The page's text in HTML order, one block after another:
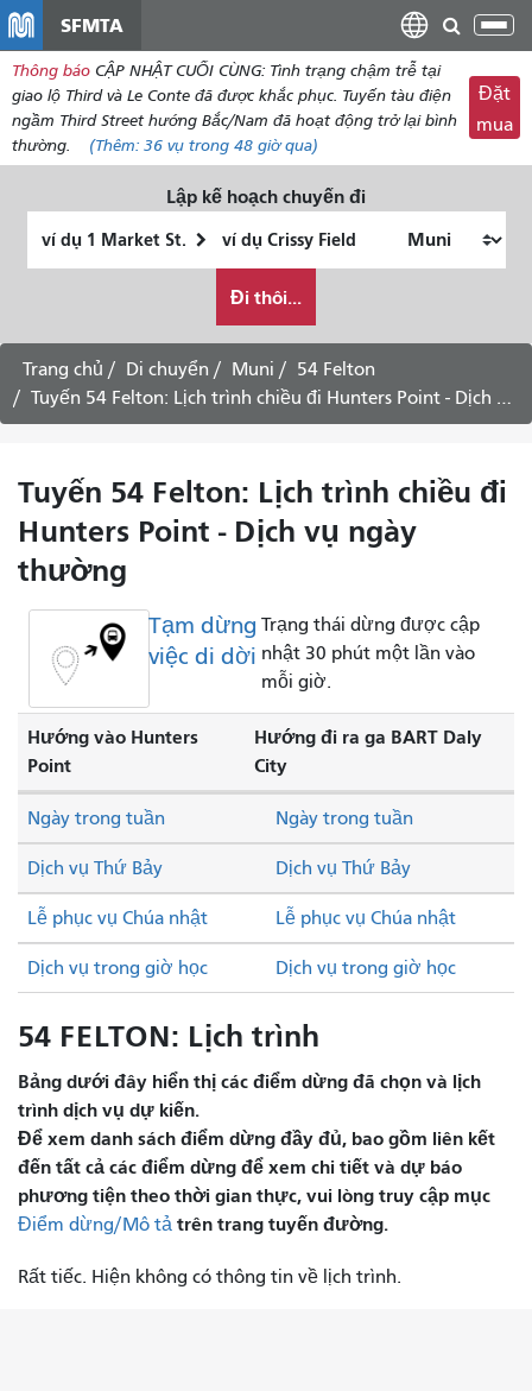
dung
SFMTA
Thông báo CẬP NHẬT CUỐI CÙNG: Tình trạng chậm trễ tại
giao lộ Third và Le Conte đã được khắc phục. Tuyến tàu điện
ngầm Third Street hướng Bắc/Nam đã hoạt động trở lại bình
thường.
(Thêm: 36 vụ trong 48 giờ qua)
Đặt
mua
Lập kế hoạch chuyến đi
thúc
muốn
đi
du
lịch
như
nào
Đi thôi...
Trang chủ Di chuyển Muni
54 Felton
Tuyến 54 Felton: Lịch trình chiều đi Hunters Point - Dịch vụ ngày thường
Tuyến 54 Felton: Lịch trình chiều đi
Hunters Point - Dịch vụ ngày
thường
Tạm dừng
việc di dời
Trạng thái dừng được cập
nhật 30 phút một lần vào
mỗi giờ.
Hướng vào Hunters
Point
Hướng đi ra ga BART Daly
City
Dịch vụ Thứ Bảy Dịch vụ Thứ Bảy
Lễ phục vụ Chúa nhật Lễ phục vụ Chúa nhật
Ngày trong tuần Ngày trong tuần
Dịch vụ trong giờ học Dịch vụ trong giờ học
54 FELTON: Lịch trình
Bảng dưới đây hiển thị các điểm dừng đã chọn và lịch
trình dịch vụ dự kiến.
Để xem danh sách điểm dừng đầy đủ, bao gồm liên kết
đến tất cả các điểm dừng để xem chi tiết và dự báo
phương tiện theo thời gian thực, vui lòng truy cập mục
Điểm dừng/Mô tả trên trang tuyến đường.
Rất tiếc. Hiện không có thông tin về lịch trình.